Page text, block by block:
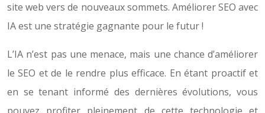
site web vers de nouveaux sommets. Améliorer SEO avec
IA est une stratégie gagnante pour le futur !
L’IA n’est pas une menace, mais une chance d’améliorer
le SEO et de le rendre plus efficace. En étant proactif et
en se tenant informé des dernières évolutions, vous